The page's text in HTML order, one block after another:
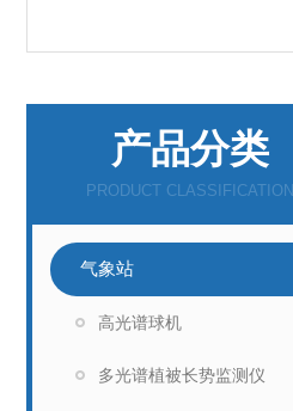
产品分类
PRODUCT CLASSIFICATION
气象站
高光谱球机
多光谱植被长势监测仪